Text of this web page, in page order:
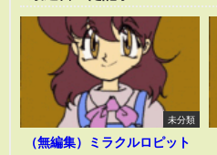
未分類
（無編集）ミラクルロピット